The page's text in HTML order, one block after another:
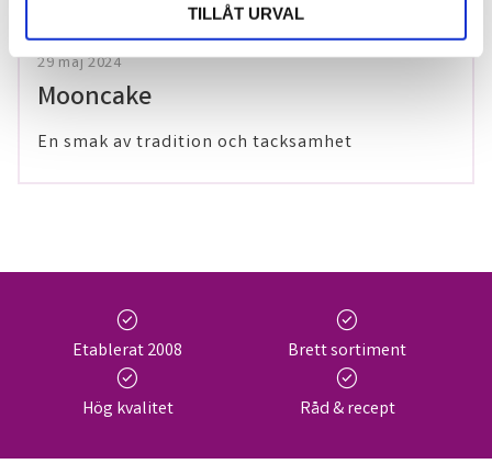
TILLÅT URVAL
29 maj 2024
Mooncake
En smak av tradition och tacksamhet
check_circle
Etablerat 2008
check_circle
Brett sortiment
check_circle
Hög kvalitet
check_circle
Råd & recept